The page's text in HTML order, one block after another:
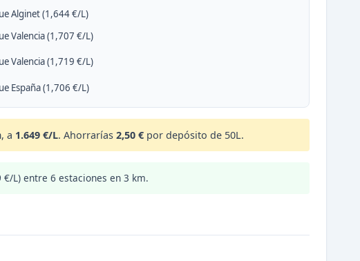
Alginet (1,644 €/L)
Valencia (1,707 €/L)
Valencia (1,719 €/L)
España (1,706 €/L)
a 1.649 €/L. Ahorrarías 2,50 € por depósito de 50L.
€/L) entre 6 estaciones en 3 km.